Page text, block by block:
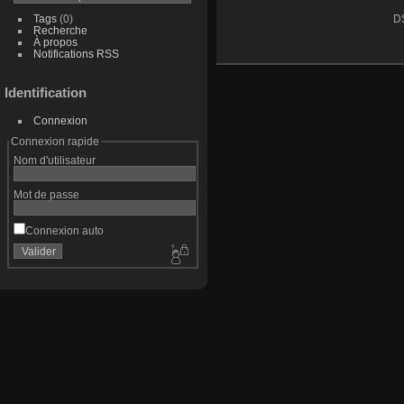
Tags(0)
Recherche
À propos
Notifications RSS
Identification
Connexion
Connexion rapide
Nom d'utilisateur
Mot de passe
Connexion auto